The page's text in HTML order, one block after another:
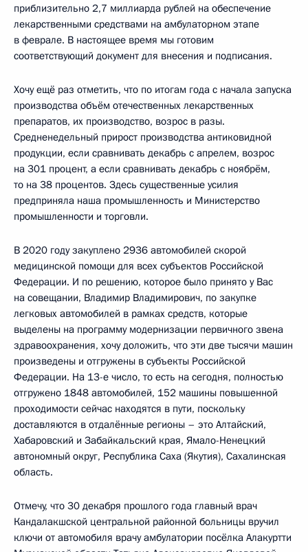
приблизительно 2,7 миллиарда рублей на обеспечение
лекарственными средствами на амбулаторном этапе
в феврале. В настоящее время мы готовим
соответствующий документ для внесения и подписания.
Хочу ещё раз отметить, что по итогам года с начала запуска
производства объём отечественных лекарственных
препаратов, их производство, возрос в разы.
Средненедельный прирост производства антиковидной
продукции, если сравнивать декабрь с апрелем, возрос
на 301 процент, а если сравнивать декабрь с ноябрём,
то на 38 процентов. Здесь существенные усилия
предприняла наша промышленность и Министерство
промышленности и торговли.
В 2020 году закуплено 2936 автомобилей скорой
медицинской помощи для всех субъектов Российской
Федерации. И по решению, которое было принято у Вас
на совещании, Владимир Владимирович, по закупке
легковых автомобилей в рамках средств, которые
выделены на программу модернизации первичного звена
здравоохранения, хочу доложить, что эти две тысячи машин
произведены и отгружены в субъекты Российской
Федерации. На 13-е число, то есть на сегодня, полностью
отгружено 1848 автомобилей, 152 машины повышенной
проходимости сейчас находятся в пути, поскольку
доставляются в отдалённые регионы – это Алтайский,
Хабаровский и Забайкальский края, Ямало-Ненецкий
автономный округ, Республика Саха (Якутия), Сахалинская
область.
Отмечу, что 30 декабря прошлого года главный врач
Кандалакшской центральной районной больницы вручил
ключи от автомобиля врачу амбулатории посёлка Алакуртти